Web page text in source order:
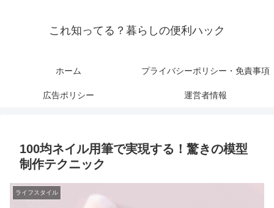
これ知ってる？暮らしの便利ハック
ホーム プライバシーポリシー・免責事項
広告ポリシー 運営者情報
100均ネイル用筆で実現する！驚きの模型
制作テクニック
ライフスタイル